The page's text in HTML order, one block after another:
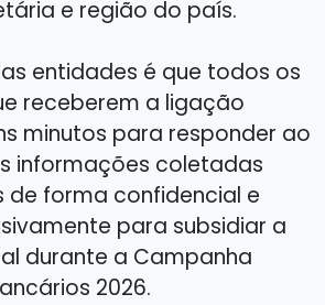
e região do país.
entidades é que todos os
receberem a ligação
minutos para responder ao
informações coletadas
forma confidencial e
para subsidiar a
durante a Campanha
2026.